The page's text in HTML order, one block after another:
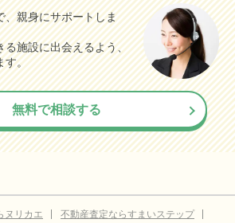
、親身にサポートしま
る施設に出会えるよう、
す。
無料で相談する
ヌリカエ
不動産査定ならすまいステップ